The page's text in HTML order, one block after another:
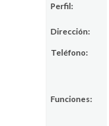
Perfil:
Dirección:
Teléfono:
Funciones: